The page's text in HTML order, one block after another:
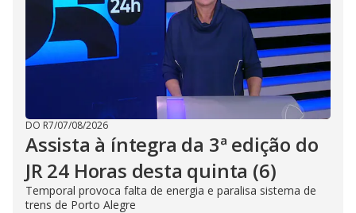
DO R7/07/08/2026
Assista à íntegra da 3ª edição do
JR 24 Horas desta quinta (6)
Temporal provoca falta de energia e paralisa sistema de
trens de Porto Alegre